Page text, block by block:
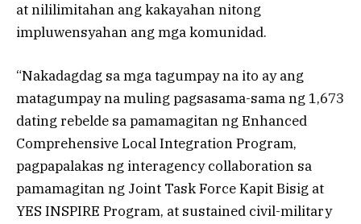
at nililimitahan ang kakayahan nitong
impluwensyahan ang mga komunidad.
“Nakadagdag sa mga tagumpay na ito ay ang
matagumpay na muling pagsasama-sama ng 1,673
dating rebelde sa pamamagitan ng Enhanced
Comprehensive Local Integration Program,
pagpapalakas ng interagency collaboration sa
pamamagitan ng Joint Task Force Kapit Bisig at
YES INSPIRE Program, at sustained civil-military